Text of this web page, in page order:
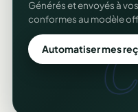
Générés et envoyés à
conformes au modèle
Automatiser mes
Campagnes, paiement
pour chaque donateur.
Lancer ma collecte